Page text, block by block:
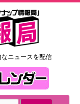
ニュースを配信